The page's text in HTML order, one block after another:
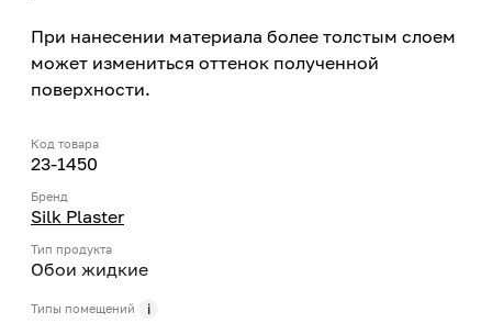
При нанесении материала более толстым слоем
может измениться оттенок полученной
поверхности.
Код товара
23-1450
Бренд
Silk Plaster
Тип продукта
Обои жидкие
Типы помещений